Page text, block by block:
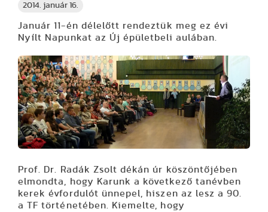
2014. január 16.
Január 11-én délelőtt rendeztük meg ez évi
Nyílt Napunkat az Új épületbeli aulában.
Prof. Dr. Radák Zsolt dékán úr köszöntőjében
elmondta, hogy Karunk a következő tanévben
kerek évfordulót ünnepel, hiszen az lesz a 90.
a TF történetében. Kiemelte, hogy